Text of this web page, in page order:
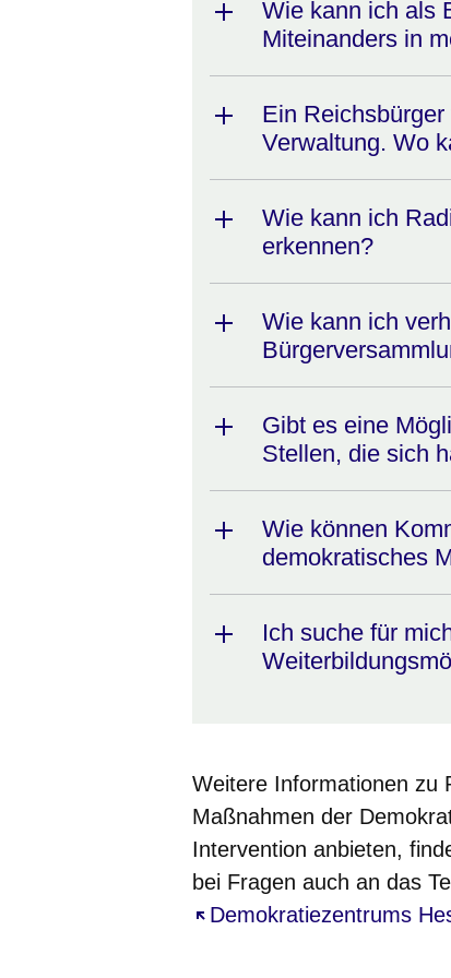
Wie kann ich als
Miteinanders in
Ein
Verwaltung. Wo
Wie kann ich
erkennen?
Wie kann ich
Gibt es eine
Stellen, die sich
Wie können
demokratisches
Ich suche für
Weitere Informationen zu
Maßnahmen der
Intervention anbieten,
bei Fragen auch an das
Demokratiezentrums
Öffnet sich in einem